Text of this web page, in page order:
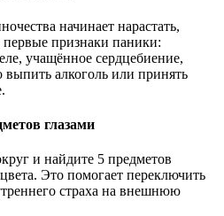
начинает нарастать,
первые признаки паники:
учащённое сердцебиение,
выпить алкоголь или принять
глазами
и найдите 5 предметов
Это помогает переключить
страха на внешнюю